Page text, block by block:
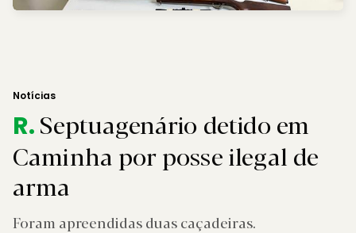
Notícias
R.Septuagenário detido em
Caminha por posse ilegal de
arma
Foram apreendidas duas caçadeiras.